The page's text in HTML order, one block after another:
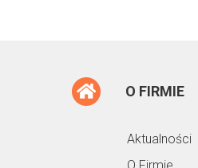
O FIRMIE
Aktualności